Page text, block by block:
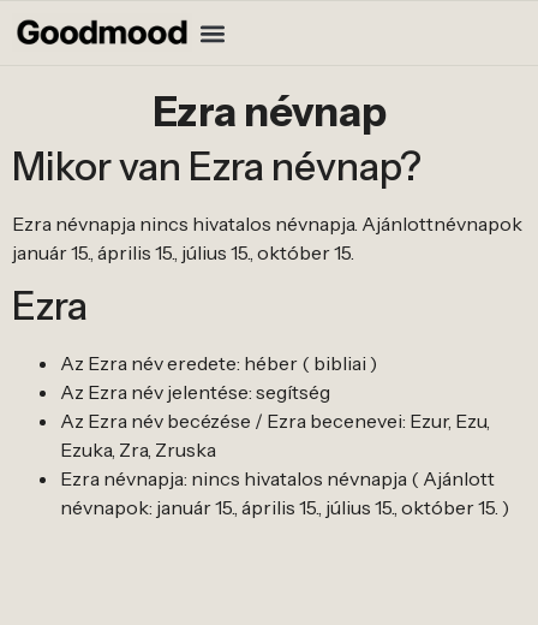
Ezra névnap
Mikor van Ezra névnap?
Ezra névnapja nincs hivatalos névnapja. Ajánlottnévnapok
január 15., április 15., július 15., október 15.
Ezra
Az Ezra név eredete: héber ( bibliai )
Az Ezra név jelentése: segítség
Az Ezra név becézése / Ezra becenevei: Ezur, Ezu,
Ezuka, Zra, Zruska
Ezra névnapja: nincs hivatalos névnapja ( Ajánlott
névnapok: január 15., április 15., július 15., október 15. )